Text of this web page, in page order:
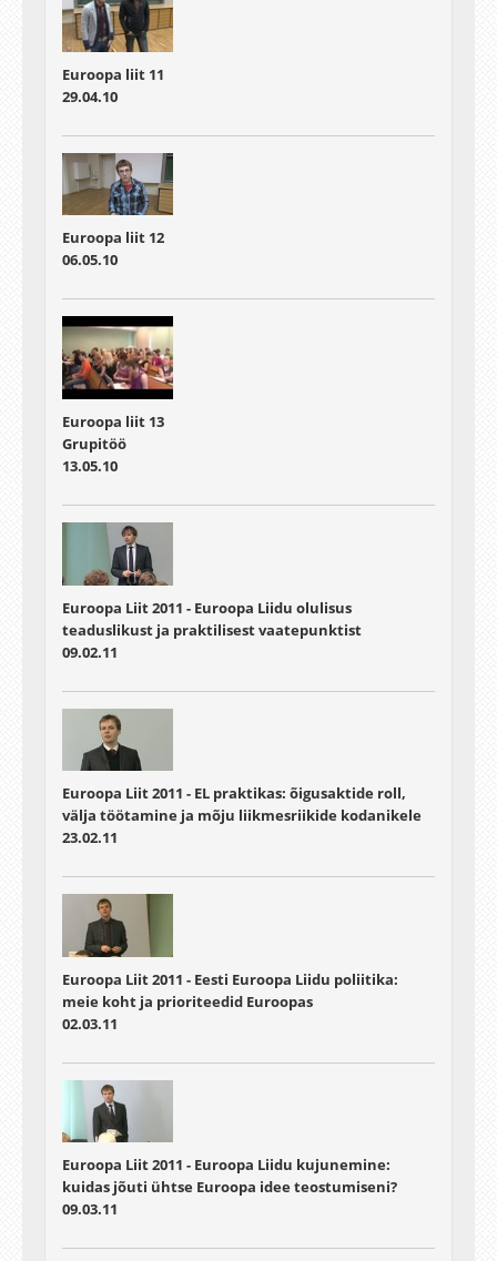
Euroopa liit 11
29.04.10
Euroopa liit 12
06.05.10
Euroopa liit 13
Grupitöö
13.05.10
Euroopa Liit 2011 - Euroopa Liidu olulisus
teaduslikust ja praktilisest vaatepunktist
09.02.11
Euroopa Liit 2011 - EL praktikas: õigusaktide roll,
välja töötamine ja mõju liikmesriikide kodanikele
23.02.11
Euroopa Liit 2011 - Eesti Euroopa Liidu poliitika:
meie koht ja prioriteedid Euroopas
02.03.11
Euroopa Liit 2011 - Euroopa Liidu kujunemine:
kuidas jõuti ühtse Euroopa idee teostumiseni?
09.03.11